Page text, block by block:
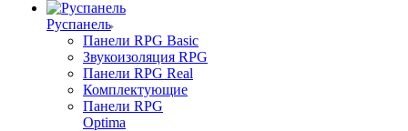
Руспанель
Панели RPG Basic
Звукоизоляция RPG
Панели RPG Real
Комплектующие
Панели RPG
Optima